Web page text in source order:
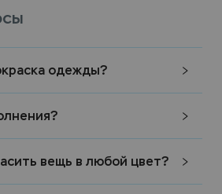
одежды?
вещь в любой цвет?